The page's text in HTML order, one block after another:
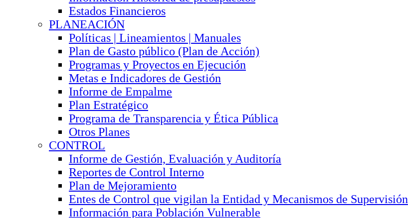
Estados Financieros
PLANEACIÓN
Políticas | Lineamientos | Manuales
Plan de Gasto público (Plan de Acción)
Programas y Proyectos en Ejecución
Metas e Indicadores de Gestión
Informe de Empalme
Plan Estratégico
Programa de Transparencia y Ética Pública
Otros Planes
CONTROL
Informe de Gestión, Evaluación y Auditoría
Reportes de Control Interno
Plan de Mejoramiento
Entes de Control que vigilan la Entidad y Mecanismos de Supervisión
Información para Población Vulnerable